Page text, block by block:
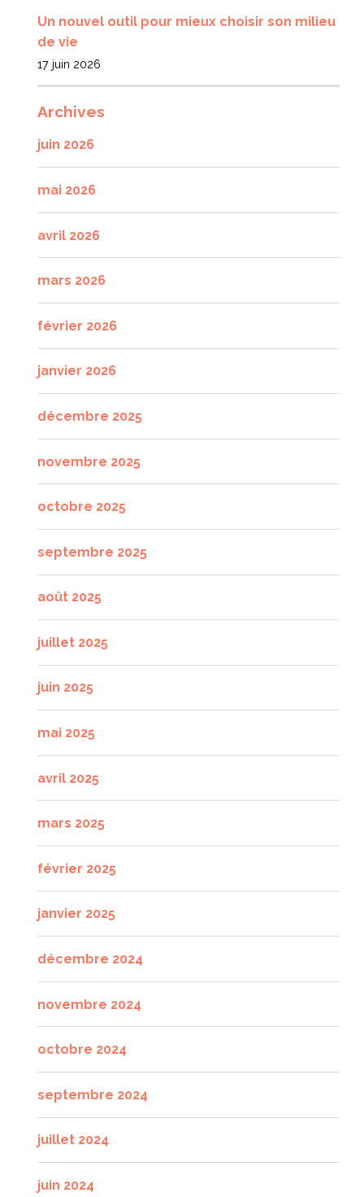
Un nouvel outil pour mieux choisir son milieu
de vie
17 juin 2026
Archives
juin 2026
mai 2026
avril 2026
mars 2026
février 2026
janvier 2026
décembre 2025
novembre 2025
octobre 2025
septembre 2025
août 2025
juillet 2025
juin 2025
mai 2025
avril 2025
mars 2025
février 2025
janvier 2025
décembre 2024
novembre 2024
octobre 2024
septembre 2024
juillet 2024
juin 2024